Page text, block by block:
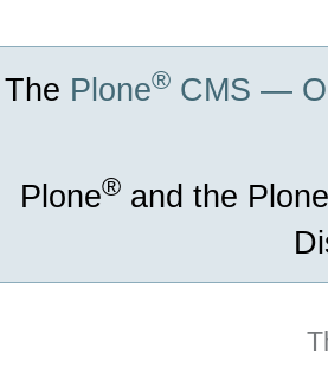
The Plone® CMS —
Plone® and the